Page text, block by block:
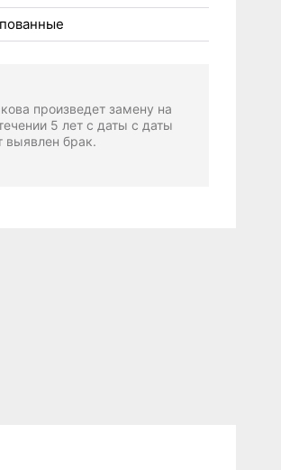
произведет замену на
5 лет с даты с даты
выявлен брак.